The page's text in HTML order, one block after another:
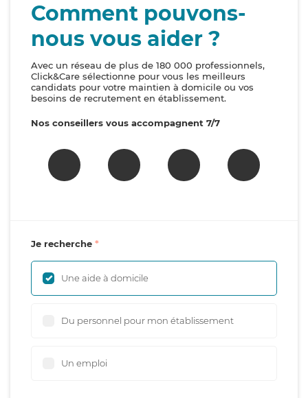
Comment pouvons-
nous vous aider ?
Avec un réseau de plus de 180 000 professionnels,
Click&Care sélectionne pour vous les meilleurs
candidats pour votre maintien à domicile ou vos
besoins de recrutement en établissement.
Nos conseillers vous accompagnent 7/7
Je recherche
Une aide à domicile
Du personnel pour mon établissement
Un emploi